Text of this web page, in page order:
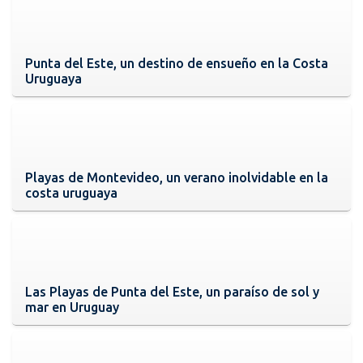
Punta del Este, un destino de ensueño en la Costa
Uruguaya
Playas de Montevideo, un verano inolvidable en la
costa uruguaya
Las Playas de Punta del Este, un paraíso de sol y
mar en Uruguay